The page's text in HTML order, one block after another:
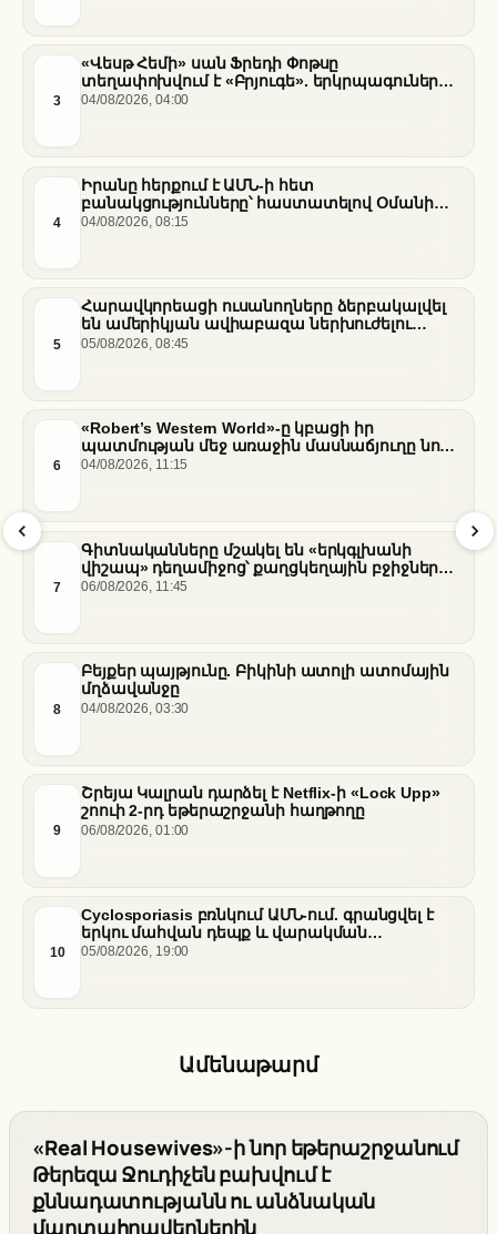
3
«Վեսթ Հեմի» սան Ֆրեդի Փոթսը
տեղափոխվում է «Բրյուգե». երկրպագուների
դժգոհությունը և ակումբի ռազմավարությունը
04/08/2026, 04:00
4
Իրանը հերքում է ԱՄՆ-ի հետ
բանակցությունները՝ հաստատելով Օմանի
միջնորդությամբ քննարկումները Հորմուզի
04/08/2026, 08:15
5
Հարավկորեացի ուսանողները ձերբակալվել
են ամերիկյան ավիաբազա ներխուժելու
համար
05/08/2026, 08:45
6
«Robert’s Western World»-ը կբացի իր
պատմության մեջ առաջին մասնաճյուղը նոր
«Nissan Stadium» մարզադաշտում
04/08/2026, 11:15
7
Գիտնականները մշակել են «երկգլխանի
վիշապ» դեղամիջոց՝ քաղցկեղային բջիջները
սովամահ անելու համար
06/08/2026, 11:45
8
Բեյքեր պայթյունը. Բիկինի ատոլի ատոմային
մղձավանջը
04/08/2026, 03:30
9
Շրեյա Կալրան դարձել է Netflix-ի «Lock Upp»
շոուի 2-րդ եթերաշրջանի հաղթողը
06/08/2026, 01:00
10
Cyclosporiasis բռնկում ԱՄՆ-ում. գրանցվել է
երկու մահվան դեպք և վարակման
հազարավոր դեպքեր
05/08/2026, 19:00
Ամենաթարմ
«Real Housewives»-ի նոր եթերաշրջանում
Թերեզա Ջուդիչեն բախվում է
քննադատությանն ու անձնական
մարտահրավերներին